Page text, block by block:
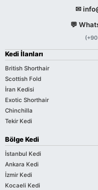
✉
💬
Kedi İlanları
British Shorthair
Scottish Fold
İran Kedisi
Exotic Shorthair
Chinchilla
Tekir Kedi
Bölge Kedi
İstanbul Kedi
Ankara Kedi
İzmir Kedi
Kocaeli Kedi